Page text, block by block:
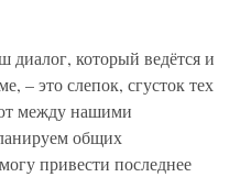
диалог, который ведётся и
– это слепок, сгусток тех
между нашими
общих
привести последнее